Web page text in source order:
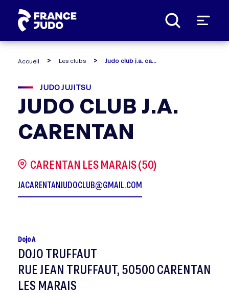
Accueil Les clubs
JUDO JUJITSU
JUDO CLUB J.A.
CARENTAN
CARENTAN LES MARAIS (50)
JACARENTANJUDOCLUB@GMAIL.COM
Dojo A
DOJO TRUFFAUT
RUE JEAN TRUFFAUT, 50500 CARENTAN
LES MARAIS